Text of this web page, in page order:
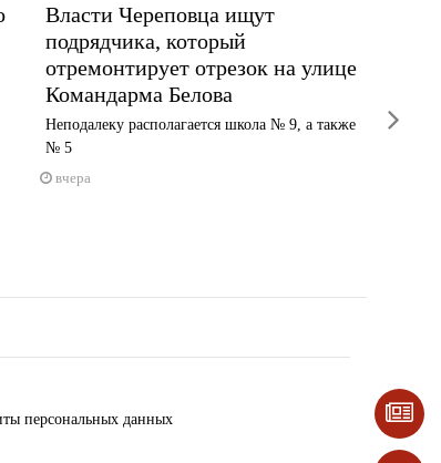
Власти Череповца ищут
подрядчика, который
отремонтирует отрезок на улице
Командарма Белова
Неподалеку располагается школа № 9, а также
№ 5
вчера
вчера
персональных данных